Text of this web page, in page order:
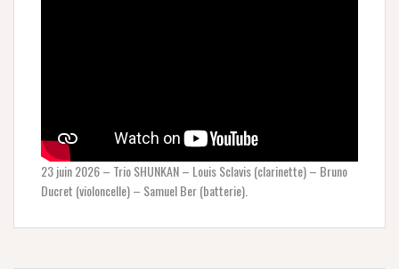
23 juin 2026 – Trio SHUNKAN – Louis Sclavis (clarinette) – Bruno
Ducret (violoncelle) – Samuel Ber (batterie).